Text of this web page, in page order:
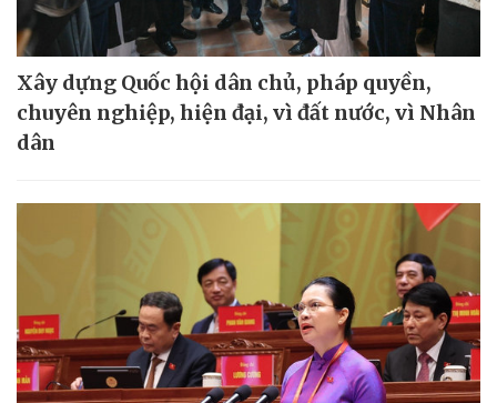
Xây dựng Quốc hội dân chủ, pháp quyền,
chuyên nghiệp, hiện đại, vì đất nước, vì Nhân
dân